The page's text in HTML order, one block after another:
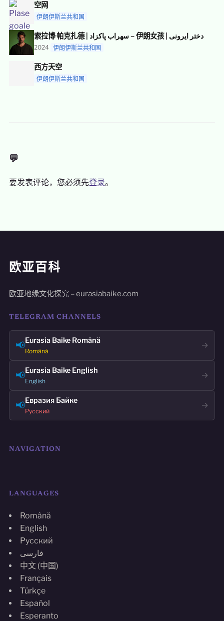
空网
伊朗伊斯兰共和国
索拉博·帕克扎德 | سهراب پاکزاد – 伊朗女孩 | دختر ایرونی
2024 伊朗伊斯兰共和国
西方天空
伊朗伊斯兰共和国
💬
要发表评论，您必须先登录。
欧亚百科
欧亚地缘文化探究 – eurasiabaike.com
TELEGRAM CHANNELS
📢Eurasia Baike Română
Română
→
📢Eurasia Baike English
English
→
📢Евразия Байке
Русский
→
NAVIGATION
LANGUAGES
Română
English
Русский
فارسی
中文 (中国)
Français
Türkçe
Español
Esperanto